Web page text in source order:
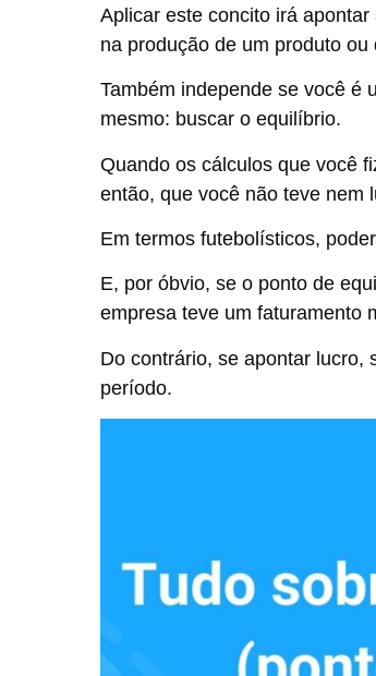
Aplicar este concito irá
na produção de um produto ou
Também independe se você é
mesmo: buscar o equilíbrio.
Quando os cálculos que você
então, que você não teve nem
Em termos futebolísticos,
E, por óbvio, se o ponto de
empresa teve um faturamento
Do contrário, se apontar lucro,
período.